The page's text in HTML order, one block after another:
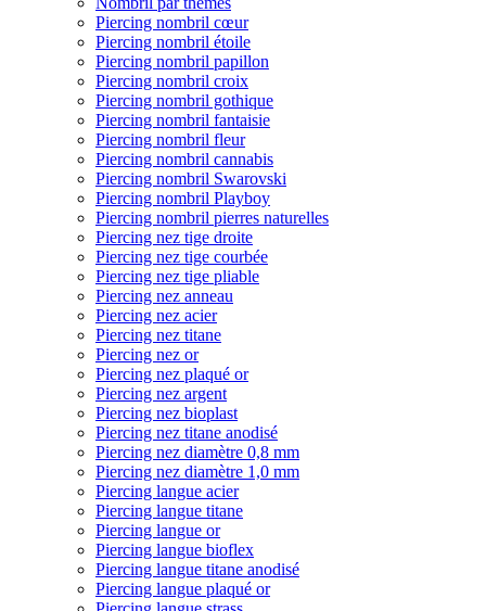
Piercing nombril cœur
Piercing nombril étoile
Piercing nombril papillon
Piercing nombril croix
Piercing nombril gothique
Piercing nombril fantaisie
Piercing nombril fleur
Piercing nombril cannabis
Piercing nombril Swarovski
Piercing nombril Playboy
Piercing nombril pierres naturelles
Piercing nez tige droite
Piercing nez tige courbée
Piercing nez tige pliable
Piercing nez anneau
Piercing nez acier
Piercing nez titane
Piercing nez or
Piercing nez plaqué or
Piercing nez argent
Piercing nez bioplast
Piercing nez titane anodisé
Piercing nez diamètre 0,8 mm
Piercing nez diamètre 1,0 mm
Piercing langue acier
Piercing langue titane
Piercing langue or
Piercing langue bioflex
Piercing langue titane anodisé
Piercing langue plaqué or